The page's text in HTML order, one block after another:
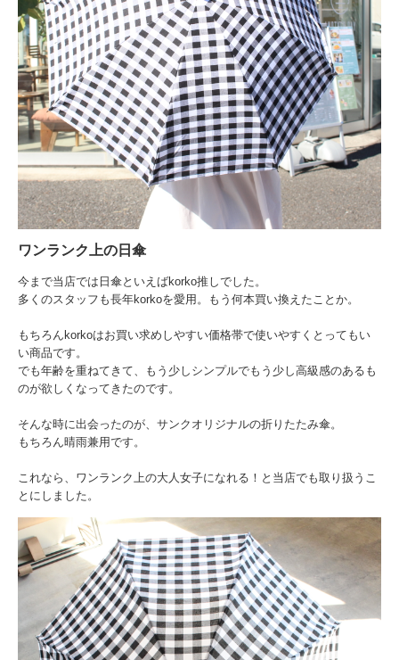
ワンランク上の日傘
今まで当店では日傘といえばkorko推しでした。
多くのスタッフも長年korkoを愛用。もう何本買い換えたことか。
もちろんkorkoはお買い求めしやすい価格帯で使いやすくとってもい
い商品です。
でも年齢を重ねてきて、もう少しシンプルでもう少し高級感のあるも
のが欲しくなってきたのです。
そんな時に出会ったのが、サンクオリジナルの折りたたみ傘。
もちろん晴雨兼用です。
これなら、ワンランク上の大人女子になれる！と当店でも取り扱うこ
とにしました。